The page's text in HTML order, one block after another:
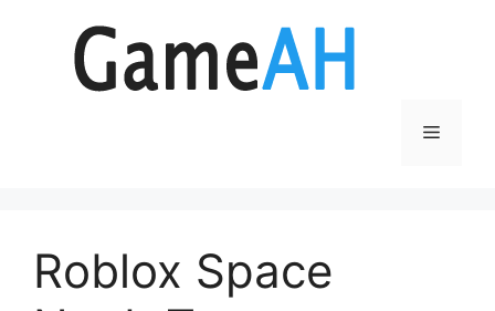
Menu
Roblox Space